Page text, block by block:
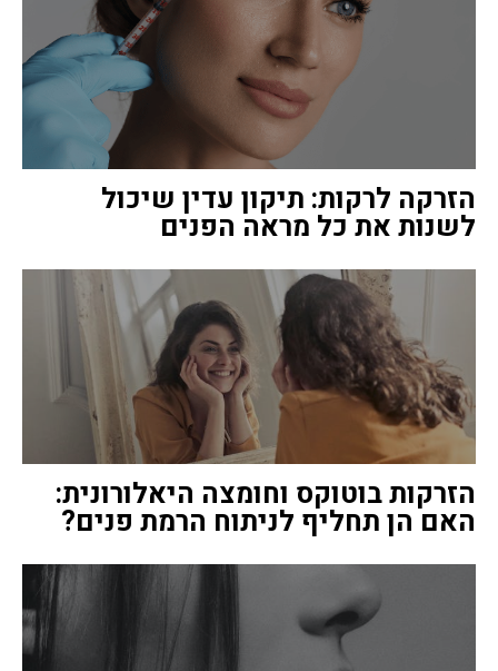
הזרקה לרקות: תיקון עדין שיכול
לשנות את כל מראה הפנים
הזרקות בוטוקס וחומצה היאלורונית:
האם הן תחליף לניתוח הרמת פנים?